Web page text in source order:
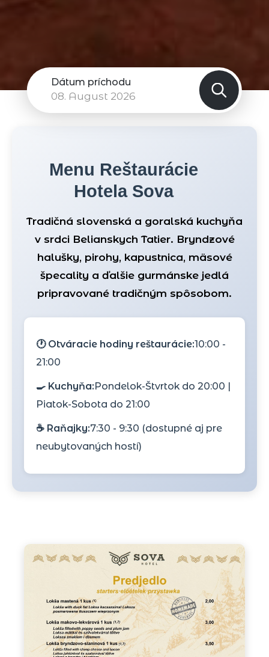
Dátum príchodu
08. August 2026
Menu Reštaurácie
Hotela Sova
Tradičná slovenská a goralská kuchyňa
v srdci Belianskych Tatier. Bryndzové
halušky, pirohy, kapustnica, mäsové
špecality a ďalšie gurmánske jedlá
pripravované tradičným spôsobom.
🕐 Otváracie hodiny reštaurácie:10:00 -
21:00
🍳 Kuchyňa:Pondelok-Štvrtok do 20:00 |
Piatok-Sobota do 21:00
☕ Raňajky:7:30 - 9:30 (dostupné aj pre
neubytovaných hostí)